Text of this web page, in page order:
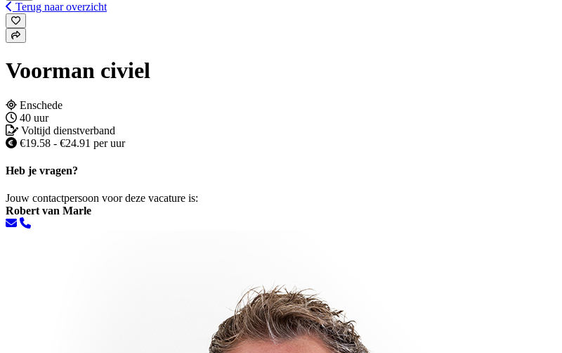
Terug naar overzicht
Voorman civiel
Enschede
40 uur
Voltijd dienstverband
€19.58 - €24.91 per uur
Heb je vragen?
Jouw contactpersoon voor deze vacature is:
Robert van Marle